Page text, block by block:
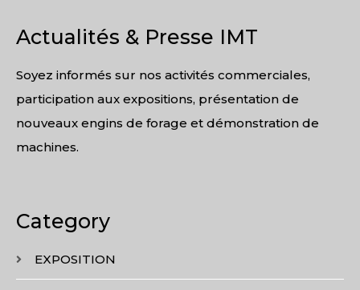
Actualités & Presse IMT
Soyez informés sur nos activités commerciales,
participation aux expositions, présentation de
nouveaux engins de forage et démonstration de
machines.
Category
EXPOSITION